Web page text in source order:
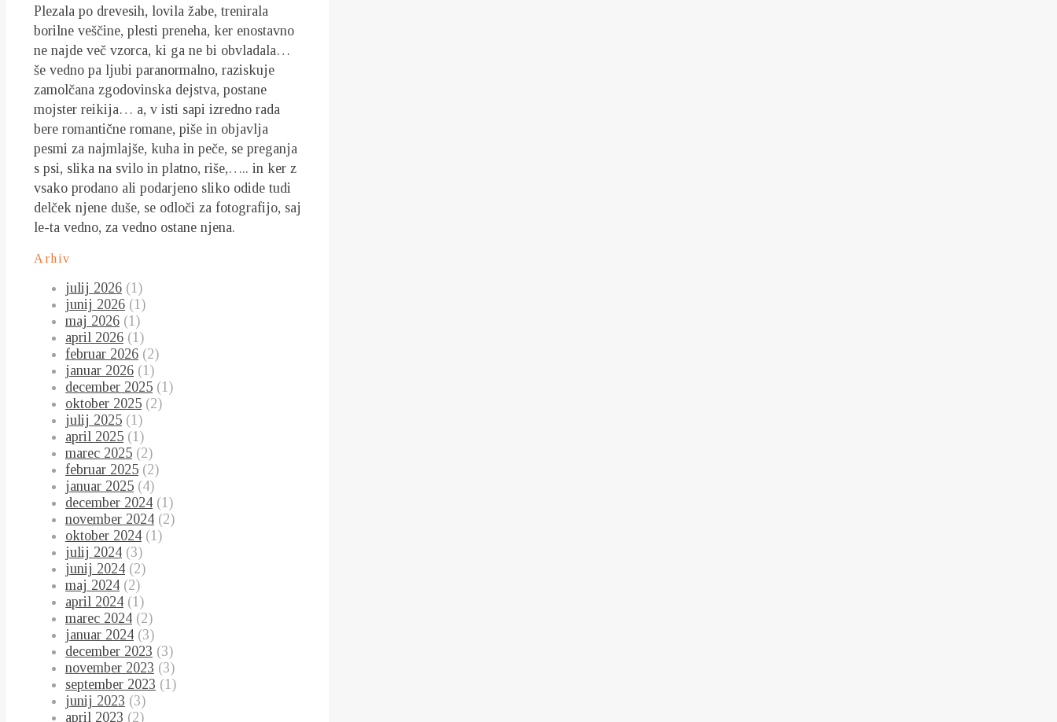
Plezala po drevesih, lovila žabe, trenirala
borilne veščine, plesti preneha, ker enostavno
ne najde več vzorca, ki ga ne bi obvladala…
še vedno pa ljubi paranormalno, raziskuje
zamolčana zgodovinska dejstva, postane
mojster reikija… a, v isti sapi izredno rada
bere romantične romane, piše in objavlja
pesmi za najmlajše, kuha in peče, se preganja
s psi, slika na svilo in platno, riše,….. in ker z
vsako prodano ali podarjeno sliko odide tudi
delček njene duše, se odloči za fotografijo, saj
le-ta vedno, za vedno ostane njena.
Arhiv
julij 2026 (1)
junij 2026 (1)
maj 2026 (1)
april 2026 (1)
februar 2026 (2)
januar 2026 (1)
december 2025 (1)
oktober 2025 (2)
julij 2025 (1)
april 2025 (1)
marec 2025 (2)
februar 2025 (2)
januar 2025 (4)
december 2024 (1)
november 2024 (2)
oktober 2024 (1)
julij 2024 (3)
junij 2024 (2)
maj 2024 (2)
april 2024 (1)
marec 2024 (2)
januar 2024 (3)
december 2023 (3)
november 2023 (3)
september 2023 (1)
junij 2023 (3)
april 2023 (2)